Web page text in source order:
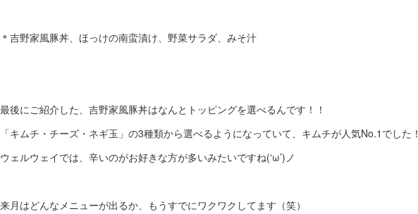
＊吉野家風豚丼、ほっけの南蛮漬け、野菜サラダ、みそ汁
最後にご紹介した、吉野家風豚丼はなんとトッピングを選べるんです！！
「キムチ・チーズ・ネギ玉」の3種類から選べるようになっていて、キムチが人気No.1でした！
ウェルウェイでは、辛いのがお好きな方が多いみたいですね(‘ω’)ノ
来月はどんなメニューが出るか、もうすでにワクワクしてます（笑）